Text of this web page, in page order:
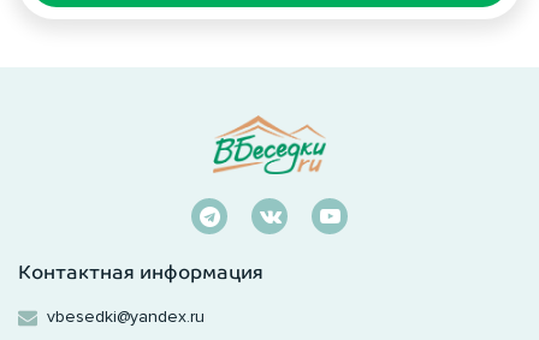
Контактная информация
vbesedki@yandex.ru